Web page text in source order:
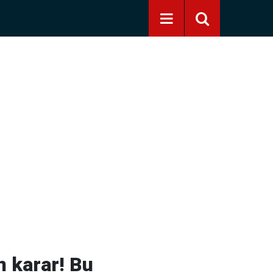
karar! Bu